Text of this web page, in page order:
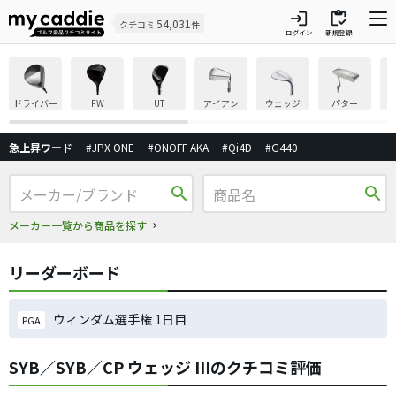
クチコミ 54,031 件 login
ログイン
inventory
新規登録
ドライバー FW UT アイアン ウェッジ パター
急上昇ワード #JPX ONE #ONOFF AKA #Qi4D #G440
search
メーカー一覧から商品を探す
search
リーダーボード
PGA ウィンダム選手権 1日目
SYB／SYB／CP ウェッジ IIIのクチコミ評価